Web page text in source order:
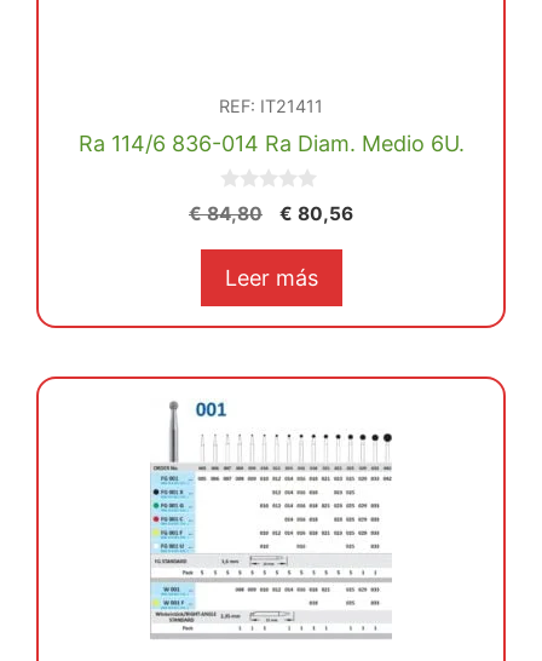
REF: IT21411
Ra 114/6 836-014 Ra Diam. Medio 6U.
0
d
€84,80
El
original
€ 84,80.
€ 80,56El
€ 80,56.
Leer más